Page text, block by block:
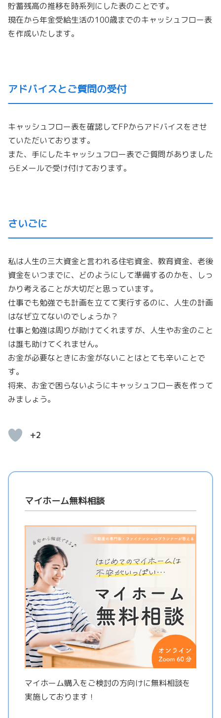
貯蓄残高の推移を時系列にした表のことです。
現在から年金受給生活の100歳までのキャッシュフロー表
を作成いたします。
アドバイスとご質問の受付
キャッシュフロー表を確認してFPからアドバイスをさせ
ていただいております。
また、手にしたキャッシュフロー表でご質問がありました
らEメールで受け付けております。
さいごに
私は人生の三大資金と言われる住宅資金、教育資金、老後
資金をいつまでに、どのようにして準備するのかを、しっ
かり考えることが大切だと思っています。
仕事でも勉強でも計画を立てて実行するのに、人生の計画
はなぜ立てないのでしょうか？
仕事と勉強は周りが助けてくれますが、人生やお金のこと
は誰も助けてくれません。
お金が必要なときにお金がないことはとても辛いことで
す。
将来、お金で困らないようにキャッシュフロー表を作って
みましょう。
+2
マイホーム無料相談
マイホーム購入をご検討の方向けに無料相談を
実施しております！